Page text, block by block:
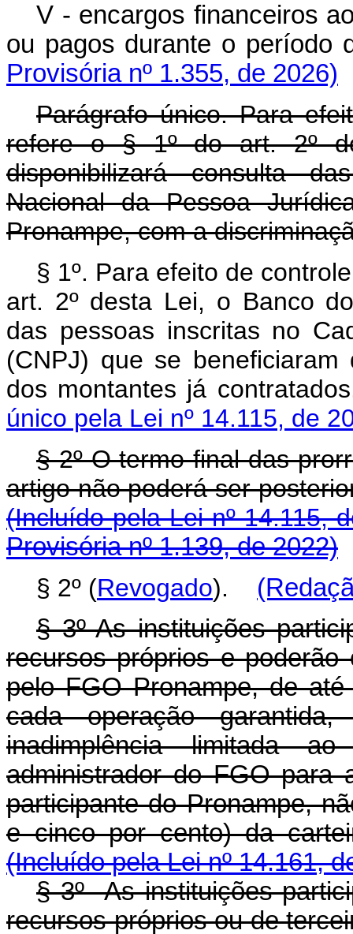
V - encargos financeiros
ou pagos durante o
Provisória nº 1.355, de 2026)
Parágrafo único. Para
refere o § 1º do art. 2º
disponibilizará consulta
Nacional da Pessoa
Pronampe, com a
§ 1º. Para efeito de
art. 2º desta Lei, o Banco
das pessoas inscritas no
(CNPJ) que se
dos montantes já
único pela Lei nº 14.115, de
§ 2º O termo final das
artigo não poderá ser
(Incluído pela Lei nº 14.115,
Provisória nº 1.139, de 2022)
§ 2º (Revogado).
§ 3º As instituições
recursos próprios e
pelo FGO Pronampe, de
cada operação
inadimplência limitada
administrador do FGO para
participante do Pronampe,
e cinco por cento) da
(Incluído pela Lei nº 14.161,
§ 3º As instituições
recursos próprios ou de